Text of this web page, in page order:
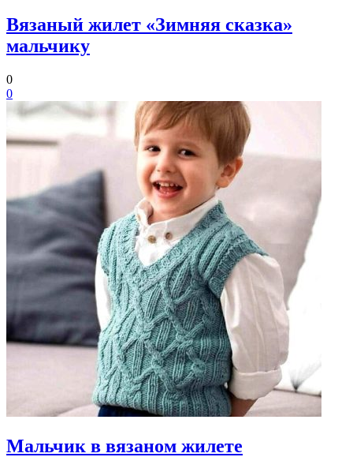
Вязаный жилет «Зимняя сказка»
мальчику
0
0
Мальчик в вязаном жилете